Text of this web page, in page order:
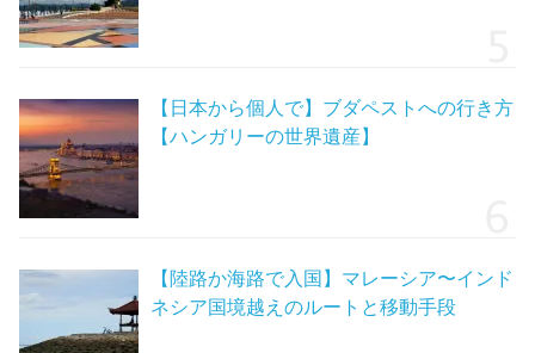
【日本から個人で】ブダペストへの行き方
【ハンガリーの世界遺産】
【陸路か海路で入国】マレーシア〜インド
ネシア国境越えのルートと移動手段